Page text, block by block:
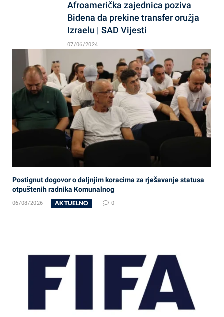
Afroamerička zajednica poziva
Bidena da prekine transfer oružja
Izraelu | SAD Vijesti
07/06/2024
Postignut dogovor o daljnjim koracima za rješavanje statusa
otpuštenih radnika Komunalnog
06/08/2026 AKTUELNO 0